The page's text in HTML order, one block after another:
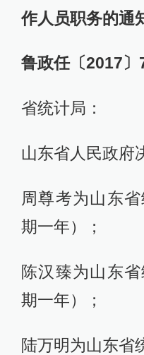
作人员职务的通
鲁政任〔2017〕
省统计局：
山东省人民政府
周尊考为山东
期一年）；
陈汉臻为山东
期一年）；
陆万明为山东省